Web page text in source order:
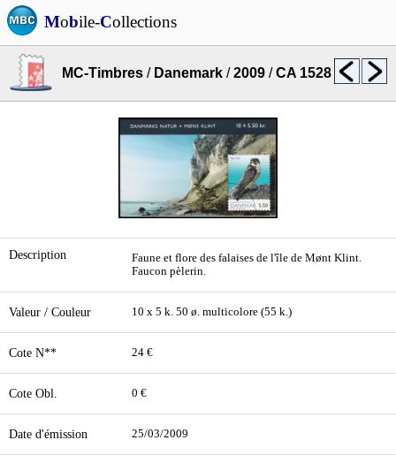
Mobile-Collections
MC-Timbres / Danemark /2009 /CA 1528
Description
Faune et flore des falaises de l'île de Mønt Klint.
Faucon pèlerin.
Valeur / Couleur 10 x 5 k. 50 ø. multicolore (55 k.)
Cote N** 24 €
Cote Obl. 0 €
Date d'émission 25/03/2009